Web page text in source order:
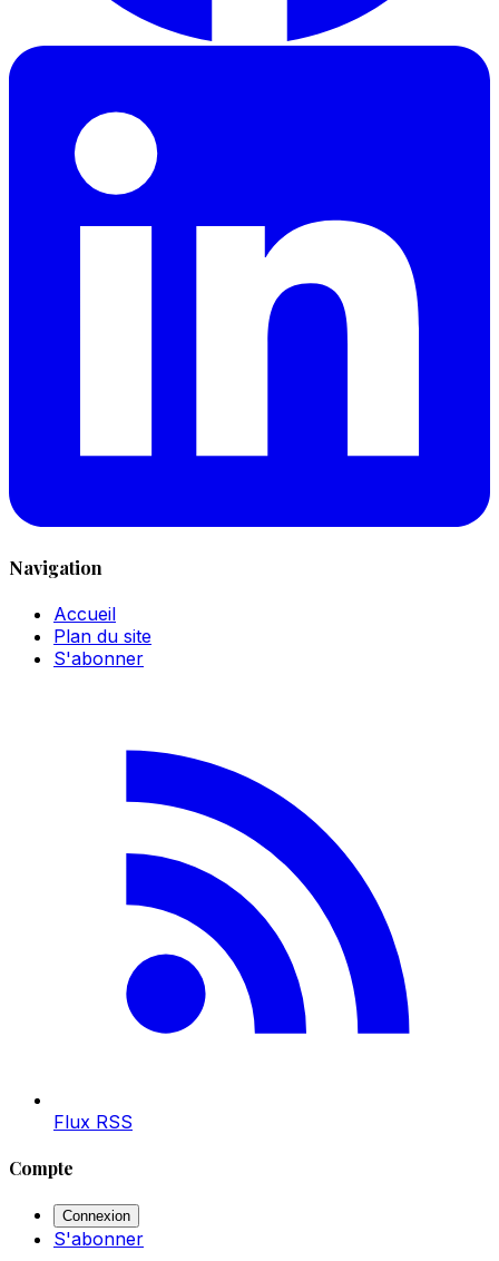
Navigation
Accueil
Plan du site
S'abonner
Flux RSS
Compte
Connexion
S'abonner